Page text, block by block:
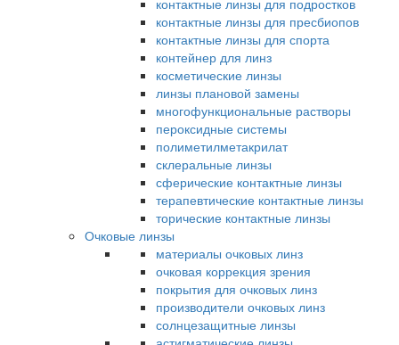
контактные линзы для подростков
контактные линзы для пресбиопов
контактные линзы для спорта
контейнер для линз
косметические линзы
линзы плановой замены
многофункциональные растворы
пероксидные системы
полиметилметакрилат
склеральные линзы
сферические контактные линзы
терапевтические контактные линзы
торические контактные линзы
Очковые линзы
материалы очковых линз
очковая коррекция зрения
покрытия для очковых линз
производители очковых линз
солнцезащитные линзы